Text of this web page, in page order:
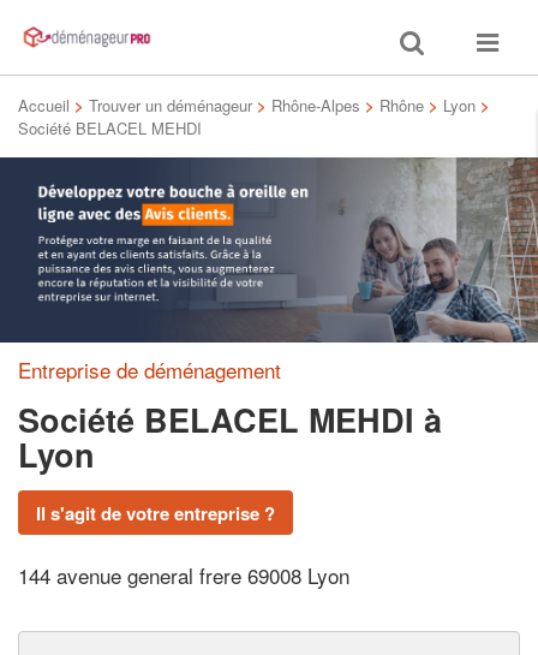
Toggle
search
Toggle
Accueil > Trouver un déménageur > Rhône-Alpes > Rhône > Lyon >
Société BELACEL MEHDI
Entreprise de déménagement
Société BELACEL MEHDI à
Lyon
Il s'agit de votre entreprise ?
144 avenue general frere 69008 Lyon